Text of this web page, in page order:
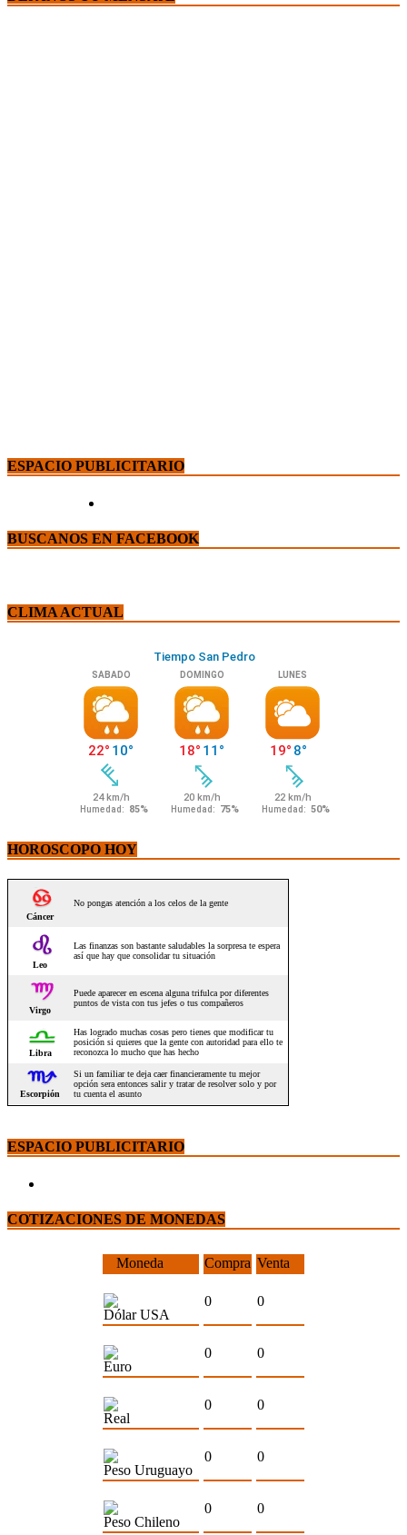
ESPACIO PUBLICITARIO
BUSCANOS EN FACEBOOK
CLIMA ACTUAL
HOROSCOPO HOY
ESPACIO PUBLICITARIO
COTIZACIONES DE MONEDAS
Moneda Compra Venta
Dólar USA
0 0
Euro
0 0
Real
0 0
Peso Uruguayo
0 0
Peso Chileno
0 0